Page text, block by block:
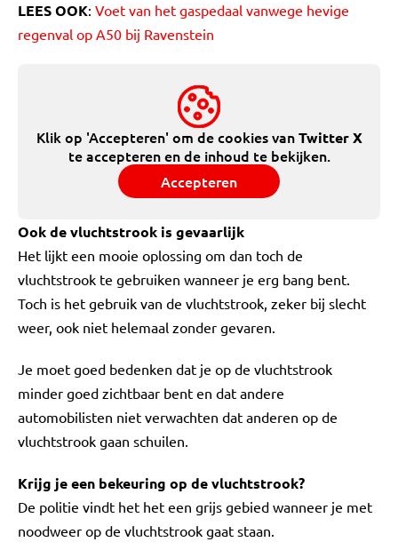
LEES OOK: Voet van het gaspedaal vanwege hevige
regenval op A50 bij Ravenstein
Klik op 'Accepteren' om de cookies vanTwitter X
te accepteren en de inhoud te bekijken.
Accepteren
Ook de vluchtstrook is gevaarlijk
Het lijkt een mooie oplossing om dan toch de
vluchtstrook te gebruiken wanneer je erg bang bent.
Toch is het gebruik van de vluchtstrook, zeker bij slecht
weer, ook niet helemaal zonder gevaren.
Je moet goed bedenken dat je op de vluchtstrook
minder goed zichtbaar bent en dat andere
automobilisten niet verwachten dat anderen op de
vluchtstrook gaan schuilen.
Krijg je een bekeuring op de vluchtstrook?
De politie vindt het het een grijs gebied wanneer je met
noodweer op de vluchtstrook gaat staan.